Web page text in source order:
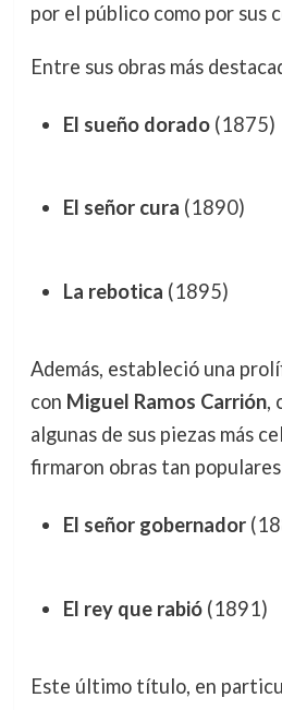
por el público como por sus
Entre sus obras más
El sueño dorado(1875)
El señor cura (1890)
La rebotica (1895)
Además, estableció una
con Miguel Ramos Carrión,
algunas de sus piezas más
firmaron obras tan
El señor gobernador
El rey que rabió(1891)
Este último título, en